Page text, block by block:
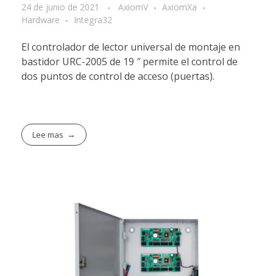
24 de junio de 2021 AxiomV
AxiomXa
Hardware
Integra32
El controlador de lector universal de montaje en
bastidor URC-2005 de 19 ″ permite el control de
dos puntos de control de acceso (puertas).
Lee mas